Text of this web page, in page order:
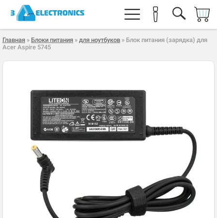
Главная » Блоки питания » для ноутбуков » Блок питания (зарядка) для
Acer Aspire 5745